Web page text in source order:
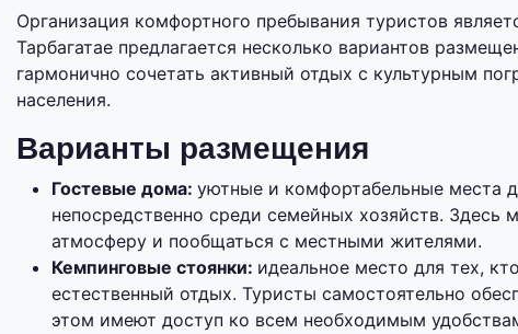
Организация комфортного пребывания туристов
Тарбагатае предлагается несколько вариантов
гармонично сочетать активный отдых с культурным
населения.
Варианты размещения
Гостевые дома: уютные и комфортабельные места
непосредственно среди семейных хозяйств.
атмосферу и пообщаться с местными жителями.
Кемпинговые стоянки: идеальное место для тех,
естественный отдых. Туристы самостоятельно
этом имеют доступ ко всем необходимым